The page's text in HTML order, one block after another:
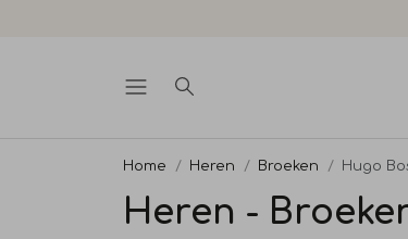
Home Heren Broeken Hugo
Heren -